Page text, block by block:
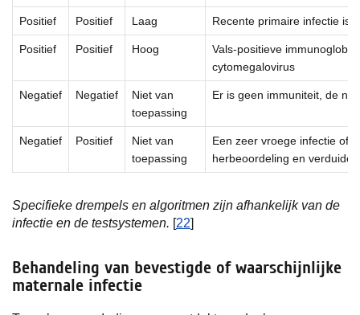
Positief Positief Laag Recente primaire infectie is
Positief Positief Hoog
Vals-positieve
cytomegalovirus
Negatief Negatief
Niet van
toepassing
Er is geen immuniteit, de
Negatief Positief
Niet van
toepassing
Een zeer vroege infectie of
herbeoordeling en
Specifieke drempels en algoritmen zijn afhankelijk van de
infectie en de testsystemen. [22]
Behandeling van bevestigde of waarschijnlijke
maternale infectie